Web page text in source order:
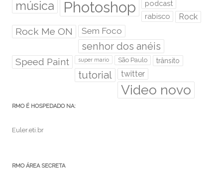
música Photoshop
podcast
rabisco
Rock
Rock Me ON Sem Foco
senhor dos anéis
Speed Paint super mario São Paulo trânsito
tutorial twitter
Video novo
RMO É HOSPEDADO NA:
Euler.eti.br
RMO ÁREA SECRETA